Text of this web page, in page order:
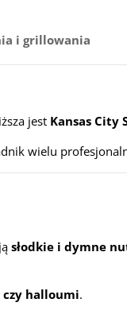
i grillowania
jest Kansas City
wielu
słodkie i dymne
halloumi.